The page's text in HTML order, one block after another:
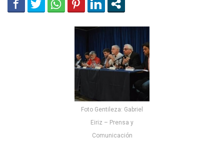
Foto Gentileza: Gabriel
Eiriz – Prensa y
Comunicación